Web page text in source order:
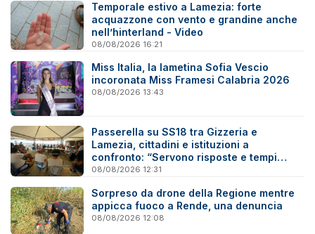
Temporale estivo a Lamezia: forte
acquazzone con vento e grandine anche
nell’hinterland - Video
08/08/2026 16:21
Miss Italia, la lametina Sofia Vescio
incoronata Miss Framesi Calabria 2026
08/08/2026 13:43
Passerella su SS18 tra Gizzeria e
Lamezia, cittadini e istituzioni a
confronto: “Servono risposte e tempi
certi”
08/08/2026 12:31
Sorpreso da drone della Regione mentre
appicca fuoco a Rende, una denuncia
08/08/2026 12:08